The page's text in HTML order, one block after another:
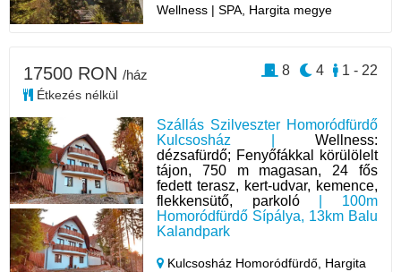
Wellness | SPA, Hargita megye
Szállás Szilveszter Homoródfürdő
Kulcsosház | Wellness:
dézsafürdő; Fenyőfákkal körülölelt
tájon, 750 m magasan, 24 fős
fedett terasz, kert-udvar, kemence,
flekkensütő, parkoló| 100m
Homoródfürdő Sípálya, 13km Balu
Kalandpark
Kulcsosház Homoródfürdő, Hargita
17500 RON /ház
Étkezés nélkül
1 - 22
4
8